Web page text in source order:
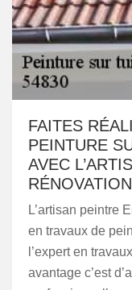
FAITES
PEINTURE
AVEC
RÉNOVATION
L’artisan peintre
en travaux de
l’expert en
avantage c’est